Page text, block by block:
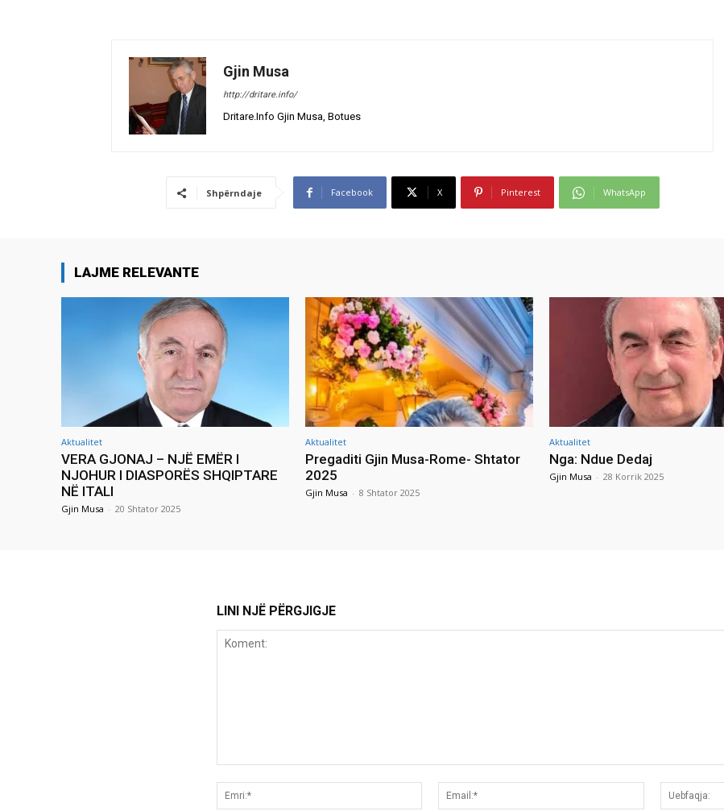
Gjin Musa
http://dritare.info/
Dritare.Info Gjin Musa, Botues
Shpërndaje Facebook X Pinterest WhatsApp
LAJME RELEVANTE
Aktualitet
VERA GJONAJ – NJË EMËR I
NJOHUR I DIASPORËS SHQIPTARE
NË ITALI
Gjin Musa - 20 Shtator 2025
Aktualitet
Pregaditi Gjin Musa-Rome- Shtator
2025
Gjin Musa - 8 Shtator 2025
Aktualitet
Nga: Ndue Dedaj
Gjin Musa - 28 Korrik 2025
LINI NJË PËRGJIGJE
Emri:*
Email:*